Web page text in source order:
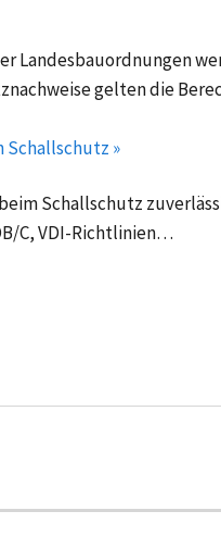
Landesbauordnungen
gelten die
Schallschutz »
Schallschutz
C, VDI-Richtlinien…